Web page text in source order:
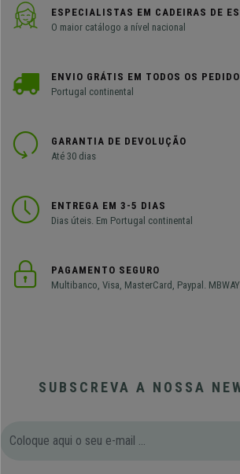
ESPECIALISTAS EM CADEIRAS DE
O maior catálogo a nível nacional
ENVIO GRÁTIS EM TODOS OS
Portugal continental
GARANTIA DE DEVOLUÇÃO
Até 30 dias
ENTREGA EM 3-5 DIAS
Dias úteis. Em Portugal continental
PAGAMENTO SEGURO
Multibanco, Visa, MasterCard, Paypal. MBWAY
SUBSCREVA A NOSSA